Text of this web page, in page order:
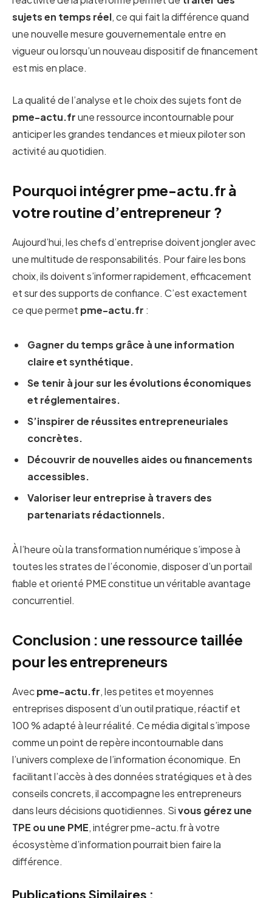
sujets en temps réel, ce qui fait la différence quand
une nouvelle mesure gouvernementale entre en
vigueur ou lorsqu’un nouveau dispositif de financement
est mis en place.
La qualité de l’analyse et le choix des sujets font de
pme-actu.frune ressource incontournable pour
anticiper les grandes tendances et mieux piloter son
activité au quotidien.
Pourquoi intégrerpme-actu.fr à
votre routine d’entrepreneur ?
Aujourd’hui, les chefs d’entreprise doivent jongler avec
une multitude de responsabilités. Pour faire les bons
choix, ils doivent s’informer rapidement, efficacement
et sur des supports de confiance. C’est exactement
ce que permet pme-actu.fr :
Gagner du temps grâce à une information
claire et synthétique.
Se tenir à jour sur les évolutions économiques
et réglementaires.
S’inspirer de réussites entrepreneuriales
concrètes.
Découvrir de nouvelles aides ou financements
accessibles.
Valoriser leur entreprise à travers des
partenariats rédactionnels.
À l’heure où la transformation numérique s’impose à
toutes les strates de l’économie, disposer d’un portail
fiable et orienté PME constitue un véritable avantage
concurrentiel.
Conclusion : une ressource taillée
pour les entrepreneurs
Avecpme-actu.fr, les petites et moyennes
entreprises disposent d’un outil pratique, réactif et
100 % adapté à leur réalité. Ce média digital s’impose
comme un point de repère incontournable dans
l’univers complexe de l’information économique. En
facilitant l’accès à des données stratégiques et à des
conseils concrets, il accompagne les entrepreneurs
dans leurs décisions quotidiennes. Sivous gérez une
TPE ou une PME, intégrer pme-actu.fr à votre
écosystème d’information pourrait bien faire la
différence.
Publications Similaires :